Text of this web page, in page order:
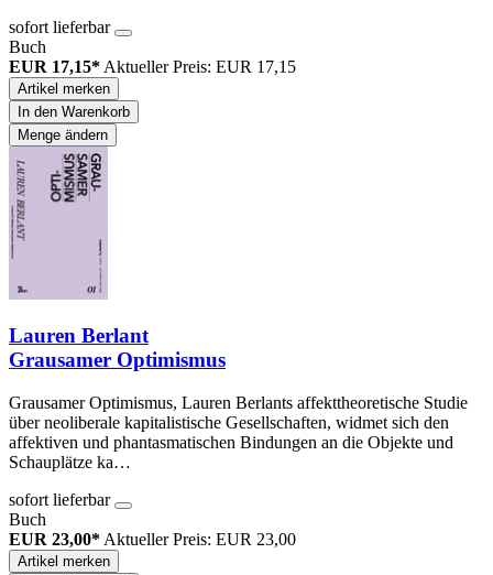
sofort lieferbar
Buch
EUR 17,15* Aktueller Preis: EUR 17,15
Artikel merken
In den Warenkorb
Menge ändern
Lauren Berlant
Grausamer Optimismus
Grausamer Optimismus, Lauren Berlants affekttheoretische Studie
über neoliberale kapitalistische Gesellschaften, widmet sich den
affektiven und phantasmatischen Bindungen an die Objekte und
Schauplätze ka…
sofort lieferbar
Buch
EUR 23,00* Aktueller Preis: EUR 23,00
Artikel merken